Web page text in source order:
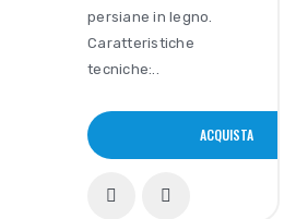
persiane in legno.
Caratteristiche
tecniche:..
ACQUISTA